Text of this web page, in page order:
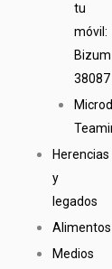
tu
móvil:
Bizum
38087
Herencias
y
legados
Alimentos
Medios